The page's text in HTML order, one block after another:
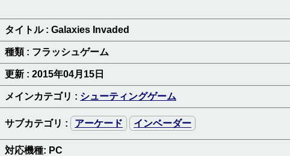
タイトル : Galaxies Invaded
種類 : フラッシュゲーム
更新 : 2015年04月15日
メインカテゴリ : シューティングゲーム
サブカテゴリ : アーケード インベーダー
対応機種: PC